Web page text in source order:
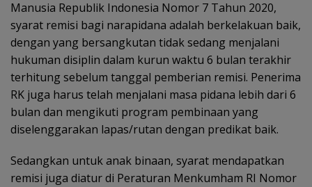
Manusia Republik Indonesia Nomor 7 Tahun 2020,
syarat remisi bagi narapidana adalah berkelakuan baik,
dengan yang bersangkutan tidak sedang menjalani
hukuman disiplin dalam kurun waktu 6 bulan terakhir
terhitung sebelum tanggal pemberian remisi. Penerima
RK juga harus telah menjalani masa pidana lebih dari 6
bulan dan mengikuti program pembinaan yang
diselenggarakan lapas/rutan dengan predikat baik.
Sedangkan untuk anak binaan, syarat mendapatkan
remisi juga diatur di Peraturan Menkumham RI Nomor